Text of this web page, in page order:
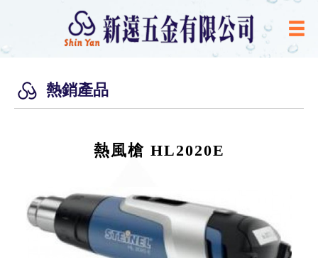
熱銷產品
熱風槍 HL2020E